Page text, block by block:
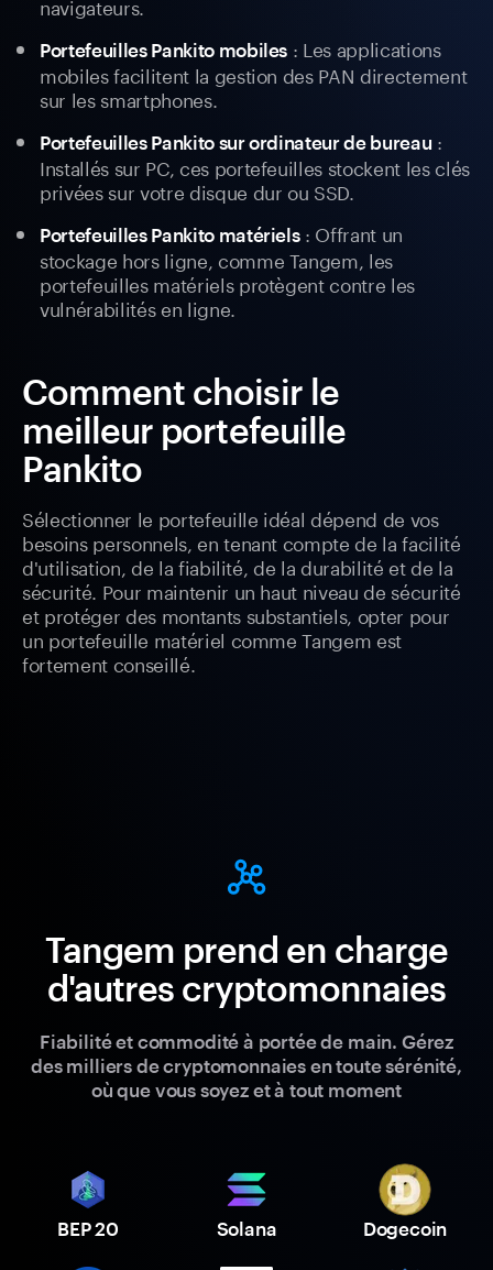
navigateurs.
Portefeuilles Pankito mobiles : Les applications
mobiles facilitent la gestion des PAN directement
sur les smartphones.
Portefeuilles Pankito sur ordinateur de bureau :
Installés sur PC, ces portefeuilles stockent les clés
privées sur votre disque dur ou SSD.
Portefeuilles Pankito matériels: Offrant un
stockage hors ligne, comme Tangem, les
portefeuilles matériels protègent contre les
vulnérabilités en ligne.
Comment choisir le
meilleur portefeuille
Pankito
Sélectionner le portefeuille idéal dépend de vos
besoins personnels, en tenant compte de la facilité
d'utilisation, de la fiabilité, de la durabilité et de la
sécurité. Pour maintenir un haut niveau de sécurité
et protéger des montants substantiels, opter pour
un portefeuille matériel comme Tangem est
fortement conseillé.
Tangem prend en charge
d'autres cryptomonnaies
Fiabilité et commodité à portée de main. Gérez
des milliers de cryptomonnaies en toute sérénité,
où que vous soyez et à tout moment
BEP 20 Solana Dogecoin